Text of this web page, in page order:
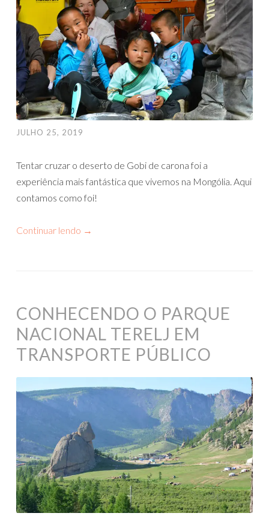
JULHO 25, 2019
Tentar cruzar o deserto de Gobi de carona foi a
experiência mais fantástica que vivemos na Mongólia. Aqui
contamos como foi!
Continuar lendo →
CONHECENDO O PARQUE
NACIONAL TERELJ EM
TRANSPORTE PÚBLICO